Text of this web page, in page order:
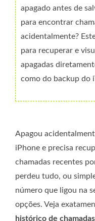
apagado antes de
para encontrar
acidentalmente?
para recuperar e
apagadas
como do backup do
Apagou
iPhone e precisa
chamadas recentes
perdeu tudo, ou
número que ligou na
opções. Veja
histórico de